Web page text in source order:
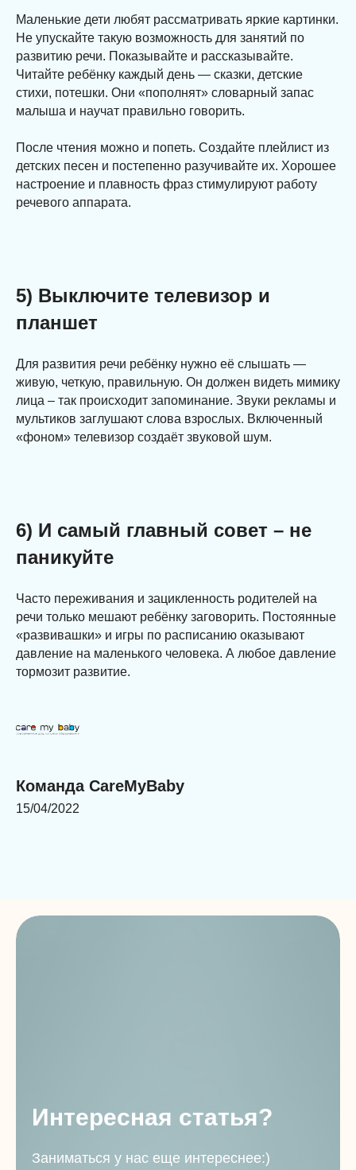
Маленькие дети любят рассматривать яркие картинки.
Не упускайте такую возможность для занятий по
развитию речи. Показывайте и рассказывайте.
Читайте ребёнку каждый день — сказки, детские
стихи, потешки. Они «пополнят» словарный запас
малыша и научат правильно говорить.
После чтения можно и попеть. Создайте плейлист из
детских песен и постепенно разучивайте их. Хорошее
настроение и плавность фраз стимулируют работу
речевого аппарата.
5) Выключите телевизор и
планшет
Для развития речи ребёнку нужно её слышать —
живую, четкую, правильную. Он должен видеть мимику
лица – так происходит запоминание. Звуки рекламы и
мультиков заглушают слова взрослых. Включенный
«фоном» телевизор создаёт звуковой шум.
6) И самый главный совет – не
паникуйте
Часто переживания и зацикленность родителей на
речи только мешают ребёнку заговорить. Постоянные
«развивашки» и игры по расписанию оказывают
давление на маленького человека. А любое давление
тормозит развитие.
Команда CareMyBaby
15/04/2022
Интересная статья?
Заниматься у нас еще интереснее:)